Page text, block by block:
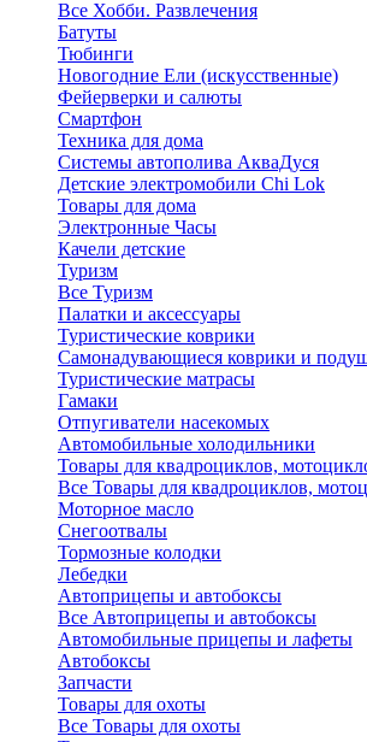
Все Хобби. Развлечения
Батуты
Тюбинги
Новогодние Ели (искусственные)
Фейерверки и салюты
Смартфон
Техника для дома
Системы автополива АкваДуся
Детские электромобили Chi Lok
Товары для дома
Электронные Часы
Качели детские
Туризм
Все Туризм
Палатки и аксессуары
Туристические коврики
Самонадувающиеся коврики и
Туристические матрасы
Гамаки
Отпугиватели насекомых
Автомобильные холодильники
Товары для квадроциклов,
Все Товары для квадроциклов,
Моторное масло
Снегоотвалы
Тормозные колодки
Лебедки
Автоприцепы и автобоксы
Все Автоприцепы и автобоксы
Автомобильные прицепы и лафеты
Автобоксы
Запчасти
Товары для охоты
Все Товары для охоты